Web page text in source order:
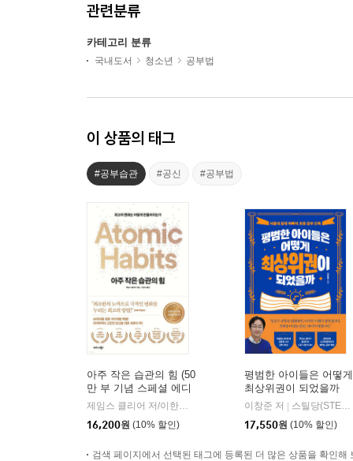
관련분류
카테고리 분류
국내도서 청소년 공부법
이 상품의 태그
#공부습관 #공신 #공부법
아주 작은 습관의 힘 (50
만 부 기념 스페셜 에디
션)
제임스 클리어 저/이한이 역
비즈니스북스
16,200원 (10% 할인)
평범한 아이들은 어떻게
최상위권이 되었을까
이창준 저
스틸당(STEALDANG)
17,550원 (10% 할인)
검색 페이지에서 선택된 태그에 등록된 더 많은 상품을 확인해